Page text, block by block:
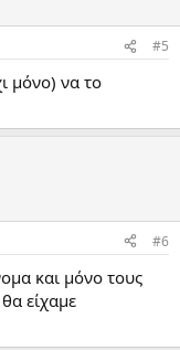
#5
μόνο) να το
#6
και μόνο τους
είχαμε